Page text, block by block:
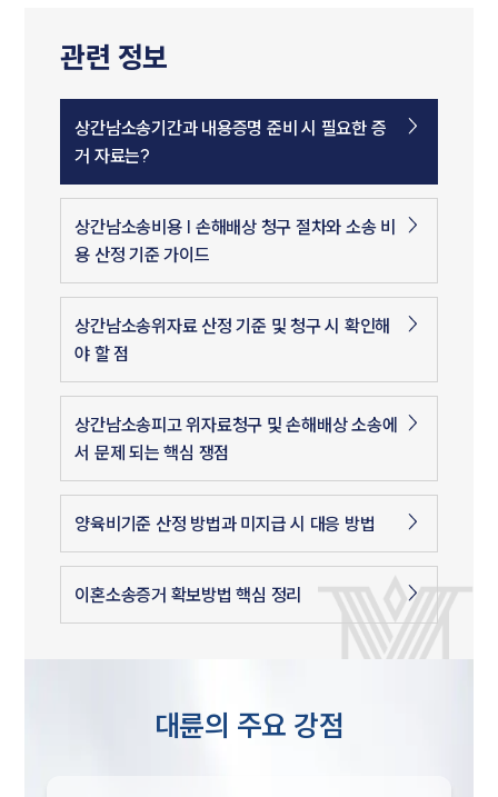
관련 정보
상간남소송기간과 내용증명 준비 시 필요한 증
거 자료는?
상간남소송비용 | 손해배상 청구 절차와 소송 비
용 산정 기준 가이드
상간남소송위자료 산정 기준 및 청구 시 확인해
야 할 점
상간남소송피고 위자료청구 및 손해배상 소송에
서 문제 되는 핵심 쟁점
양육비기준 산정 방법과 미지급 시 대응 방법
이혼소송증거 확보방법 핵심 정리
대륜의 주요 강점